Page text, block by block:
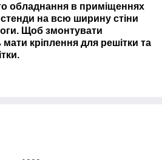
обладнання в приміщеннях
на всю ширину стіни
Щоб змонтувати
кріплення для решітки та